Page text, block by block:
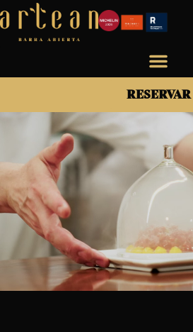
RESERVAR